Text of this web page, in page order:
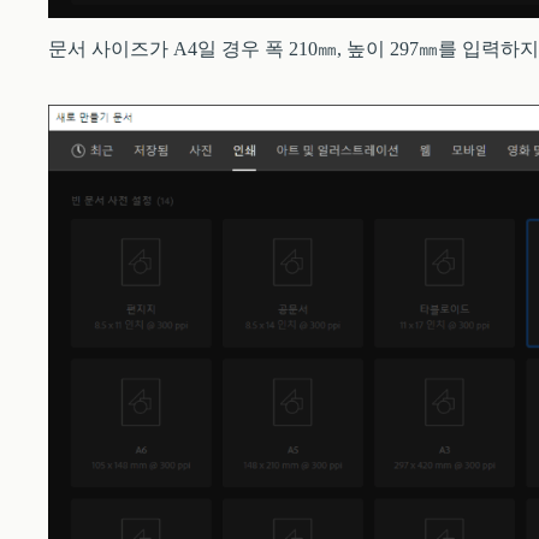
문서 사이즈가 A4일 경우 폭 210㎜, 높이 297㎜를 입력하